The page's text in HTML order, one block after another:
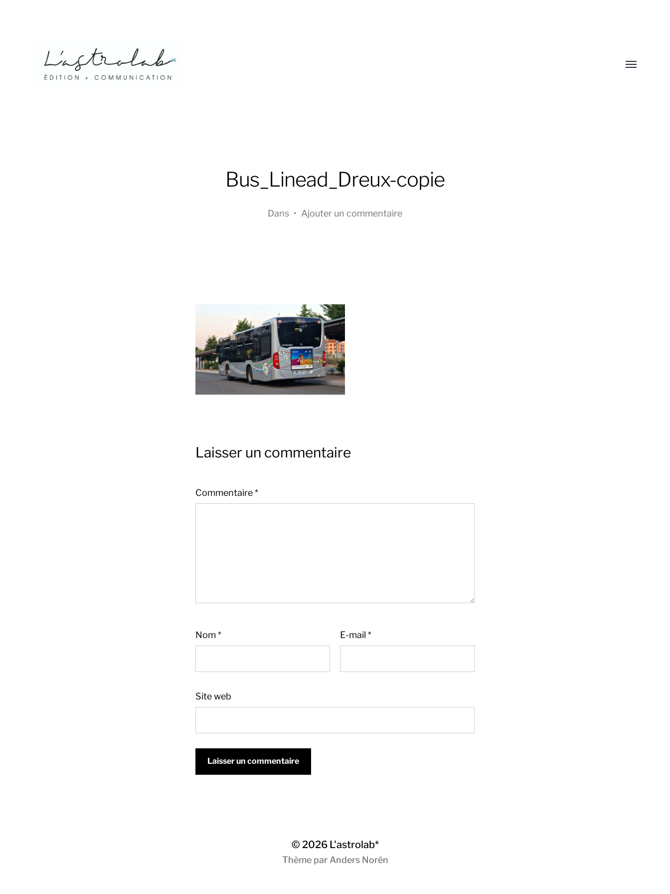
Afficher/
Bus_Linead_Dreux-copie
Dans • Ajouter un commentaire
Laisser un commentaire
Commentaire*
Nom * E-mail *
Site web
© 2026 L'astrolab*
Thème par Anders Norén